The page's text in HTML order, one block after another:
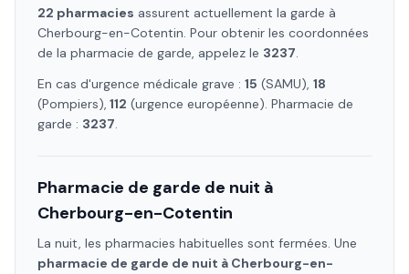
22 pharmacies assurent actuellement la garde à
Cherbourg-en-Cotentin. Pour obtenir les coordonnées
de la pharmacie de garde, appelez le 3237.
En cas d'urgence médicale grave : 15 (SAMU), 18
(Pompiers), 112 (urgence européenne). Pharmacie de
garde : 3237.
Pharmacie de garde de nuit à
Cherbourg-en-Cotentin
La nuit, les pharmacies habituelles sont fermées. Une
pharmacie de garde de nuit à Cherbourg-en-